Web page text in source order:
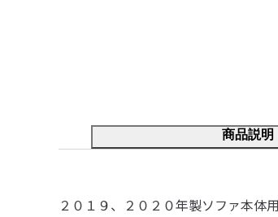
商品説明
２０１９、２０２０年製ソファ本体